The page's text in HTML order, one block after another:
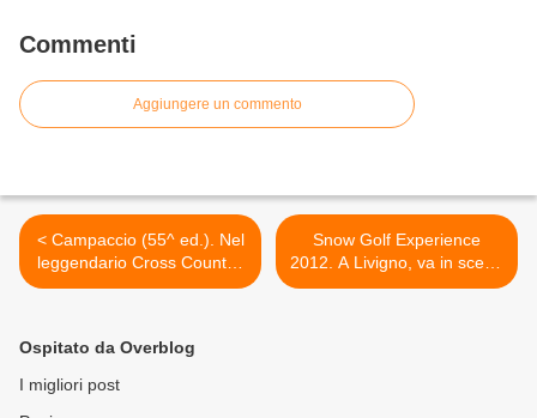
Commenti
Aggiungere un commento
< Campaccio (55^ ed.). Nel
leggendario Cross Country,
non mancherà Gabriele De
Snow Golf Experience
2012. A Livigno, va in scena
dal 4 febbraio, una
Ospitato da Overblog
I migliori post